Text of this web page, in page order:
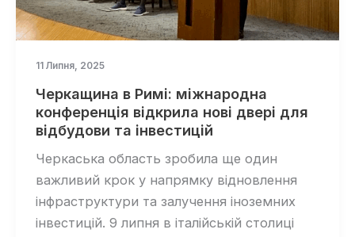
11 Липня, 2025
Черкащина в Римі: міжнародна
конференція відкрила нові двері для
відбудови та інвестицій
Черкаська область зробила ще один
важливий крок у напрямку відновлення
інфраструктури та залучення іноземних
інвестицій. 9 липня в італійській столиці